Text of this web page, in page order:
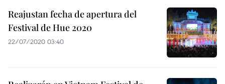
Reajustan fecha de apertura del
Festival de Hue 2020
22/07/2020 03:40